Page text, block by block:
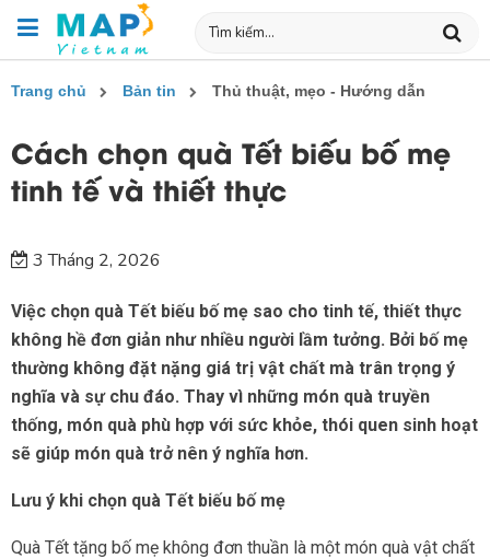
Trang chủ Bản tin Thủ thuật, mẹo - Hướng dẫn
Cách chọn quà Tết biếu bố mẹ
tinh tế và thiết thực
3 Tháng 2, 2026
Việc chọn quà Tết biếu bố mẹ sao cho tinh tế, thiết thực
không hề đơn giản như nhiều người lầm tưởng. Bởi bố mẹ
thường không đặt nặng giá trị vật chất mà trân trọng ý
nghĩa và sự chu đáo. Thay vì những món quà truyền
thống, món quà phù hợp với sức khỏe, thói quen sinh hoạt
sẽ giúp món quà trở nên ý nghĩa hơn.
Lưu ý khi chọn quà Tết biếu bố mẹ
Quà Tết tặng bố mẹ không đơn thuần là một món quà vật chất